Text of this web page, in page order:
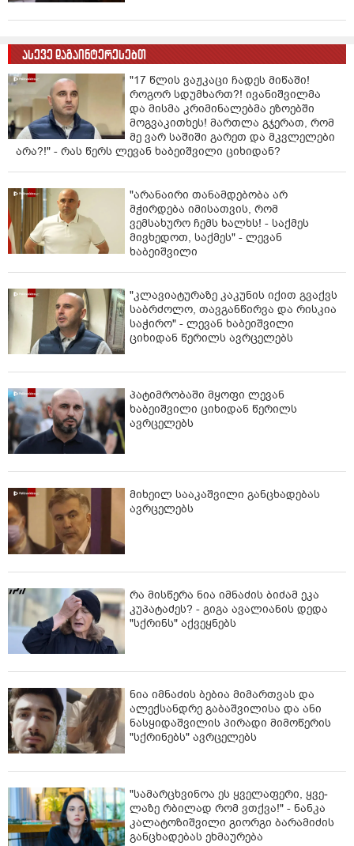
ასევე დაგაინტერესებთ
"17 წლის ვაჟკაცი ჩადეს მიწაში!
როგორ სდუმხართ?! ივანიშვილმა
და მისმა კრიმინალებმა ეზოებში
მოგვაკითხეს! მართლა გჯერათ, რომ
მე ვარ საშიში გარეთ და მკვლელები
არა?!" - რას წერს ლევან ხაბეიშვილი ციხიდან?
"არანაირი თანამდებობა არ
მჭირდება იმისათვის, რომ
ვემსახურო ჩემს ხალხს! - საქმეს
მივხედოთ, საქმეს" - ლევან
ხაბეიშვილი
"კლავიატურაზე კაკუნის იქით გვაქვს
საბრძოლო, თავგანწირვა და რისკია
საჭირო" - ლევან ხაბეიშვილი
ციხიდან წერილს ავრცელებს
პატიმრობაში მყოფი ლევან
ხაბეიშვილი ციხიდან წერილს
ავრცელებს
მიხეილ სააკაშვილი განცხადებას
ავრცელებს
რა მისწერა ნია იმნაძის ბიძამ ეკა
კუპატაძეს? - გიგა ავალიანის დედა
"სქრინს" აქვეყნებს
ნია იმნაძის ბებია მიმართვას და
ალექსანდრე გაბაშვილისა და ანი
ნასყიდაშვილის პირადი მიმოწერის
"სქრინებს" ავრცელებს
"სა­მარ­ცხვი­ნოა ეს ყვე­ლა­ფე­რი, ყვე­
ლა­ზე რბი­ლად რომ ვთქვა!" - ნანკა
კალატოზიშვილი გიორგი ბარამიძის
განცხადებას ეხმაურება